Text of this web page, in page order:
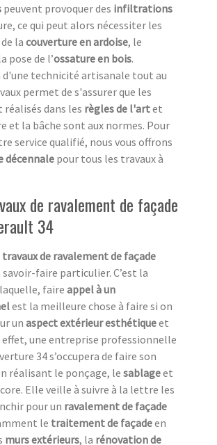
peuvent provoquer des infiltrations
ce qui peut alors nécessiter les
de la couverture en ardoise, le
pose de l’ossature en bois.
technicité artisanale tout au
permet de s'assurer que les
dans les règles de l'artet
et la bâche sont aux normes. Pour
service qualifié, nous vous offrons
décennalepour tous les travaux à
de ravalement de façade
34
travaux de ravalement de façade
savoir-faire particulier. C’est la
faire appel à un
est la meilleure chose à faire si on
un aspect extérieur esthétiqueet
une entreprise professionnelle
34 s’occupera de faire son
réalisant le ponçage, le sablageet
Elle veille à suivre à la lettre les
pour un ravalement de façade
le traitement de façadeen
murs extérieurs, la rénovation de